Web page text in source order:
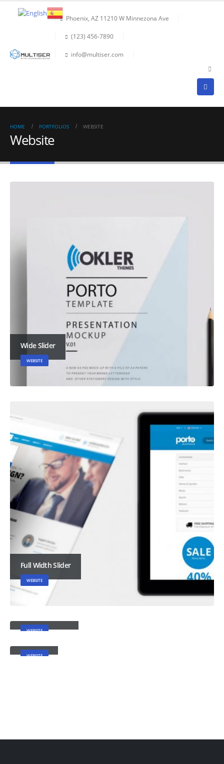
Phoenix, AZ 11210 W Minnezona Ave
(123) 456-7890
info@multiser.com
HOME PORTFOLIOS WEBSITE
Website
Wide Slider
WEBSITE
Full Width Slider
WEBSITE
WEBSITE
WEBSITE